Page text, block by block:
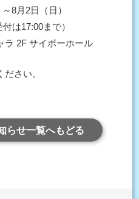
8月2日（日）
は17:00まで）
ラ 2F サイボーホール
ださい。
らせ一覧へもどる